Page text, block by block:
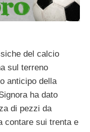
del calcio
sul terreno
anticipo della
ha dato
di pezzi da
contare sui trenta e